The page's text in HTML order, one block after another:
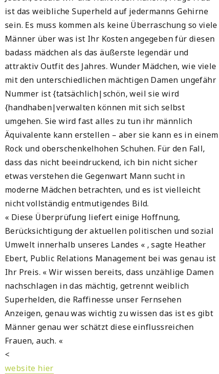
ist das weibliche Superheld auf jedermanns Gehirne
sein. Es muss kommen als keine Überraschung so viele
Männer über was ist Ihr Kosten angegeben für diesen
badass mädchen als das äußerste legendär und
attraktiv Outfit des Jahres. Wunder Mädchen, wie viele
mit den unterschiedlichen mächtigen Damen ungefähr
Nummer ist {tatsächlich|schön, weil sie wird
{handhaben|verwalten können mit sich selbst
umgehen. Sie wird fast alles zu tun ihr männlich
Äquivalente kann erstellen – aber sie kann es in einem
Rock und oberschenkelhohen Schuhen. Für den Fall,
dass das nicht beeindruckend, ich bin nicht sicher
etwas verstehen die Gegenwart Mann sucht in
moderne Mädchen betrachten, und es ist vielleicht
nicht vollständig entmutigendes Bild.
« Diese Überprüfung liefert einige Hoffnung,
Berücksichtigung der aktuellen politischen und sozial
Umwelt innerhalb unseres Landes « , sagte Heather
Ebert, Public Relations Management bei was genau ist
Ihr Preis. « Wir wissen bereits, dass unzählige Damen
nachschlagen in das mächtig, getrennt weiblich
Superhelden, die Raffinesse unser Fernsehen
Anzeigen, genau was wichtig zu wissen das ist es gibt
Männer genau wer schätzt diese einflussreichen
Frauen, auch. «
<
website hier